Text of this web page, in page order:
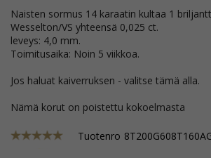
Naisten sormus 14 karaatin kultaa 1
Wesselton/VS yhteensä 0,025 ct.
leveys: 4,0 mm.
Toimitusaika: Noin 5 viikkoa.
Jos haluat kaiverruksen - valitse tämä alla.
Nämä korut on poistettu kokoelmasta
Tuotenro